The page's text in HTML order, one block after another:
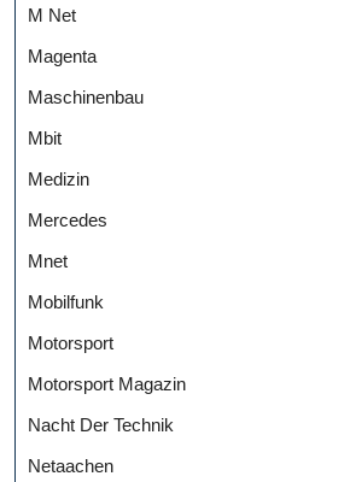
M Net
Magenta
Maschinenbau
Mbit
Medizin
Mercedes
Mnet
Mobilfunk
Motorsport
Motorsport Magazin
Nacht Der Technik
Netaachen